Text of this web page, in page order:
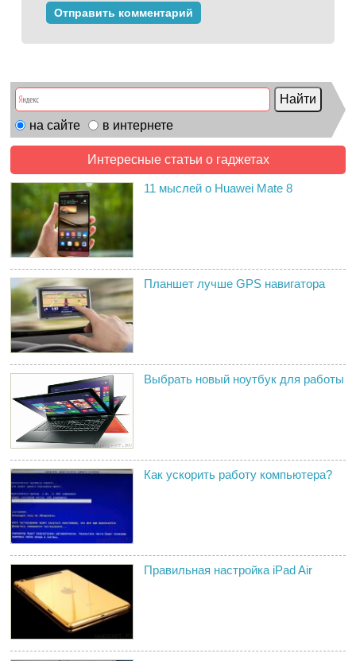
на сайте в интернете
Интересные статьи о гаджетах
11 мыслей о Huawei Mate 8
Планшет лучше GPS навигатора
Выбрать новый ноутбук для работы
Как ускорить работу компьютера?
Правильная настройка iPad Air